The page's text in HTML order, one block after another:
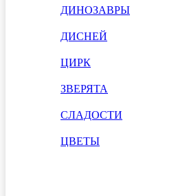
ДИНОЗАВРЫ
ДИСНЕЙ
ЦИРК
ЗВЕРЯТА
СЛАДОСТИ
ЦВЕТЫ